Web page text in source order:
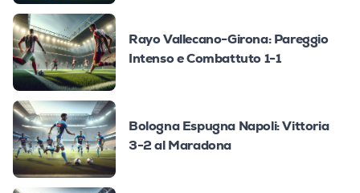
Rayo Vallecano-Girona: Pareggio
Intenso e Combattuto 1-1
Bologna Espugna Napoli: Vittoria
3-2 al Maradona